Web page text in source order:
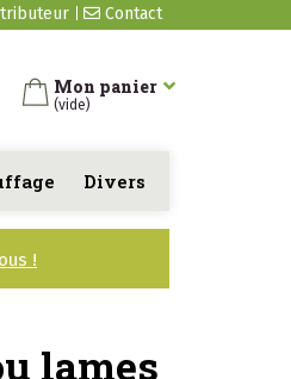
Contact
Mon panier
(vide)
Divers
!
lames